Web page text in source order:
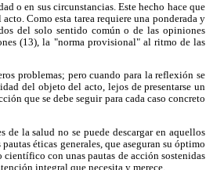
o en sus circunstancias. Este hecho hace que
Como esta tarea requiere una ponderada y
del solo sentido común o de las opiniones
(13), la "norma provisional" al ritmo de las
problemas; pero cuando para la reflexión se
del objeto del acto, lejos de presentarse un
que se debe seguir para cada caso concreto
la salud no se puede descargar en aquellos
éticas generales, que aseguran su óptimo
con unas pautas de acción sostenidas
integral que necesita y merece.